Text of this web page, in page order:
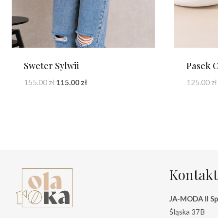
Sweter Sylwii
155.00zł Pierwotna
115.00 złAktualna
Pasek
125.00zł
Kontakt
JA-MODA II
Śląska 37B